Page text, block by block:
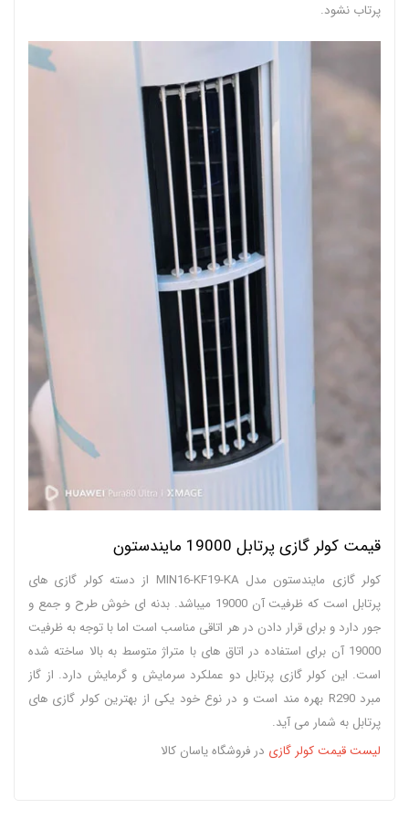
پرتاب نشود.
قیمت کولر گازی پرتابل 19000 مایندستون
کولر گازی مایندستون مدل MIN16-KF19-KA از دسته کولر گازی های
پرتابل است که ظرفیت آن 19000 میباشد. بدنه ای خوش طرح و جمع و
جور دارد و برای قرار دادن در هر اتاقی مناسب است اما با توجه به ظرفیت
19000 آن برای استفاده در اتاق های با متراژ متوسط به بالا ساخته شده
است. این کولر گازی پرتابل دو عملکرد سرمایش و گرمایش دارد. از گاز
مبرد R290 بهره مند است و در نوع خود یکی از بهترین کولر گازی های
پرتابل به شمار می آید.
لیست قیمت کولر گازی در فروشگاه یاسان کالا